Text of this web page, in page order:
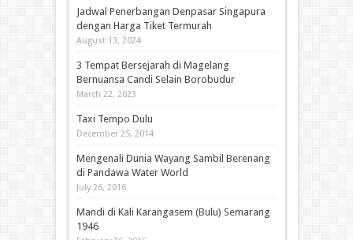
Jadwal Penerbangan Denpasar Singapura
dengan Harga Tiket Termurah
August 13, 2024
3 Tempat Bersejarah di Magelang
Bernuansa Candi Selain Borobudur
March 22, 2023
Taxi Tempo Dulu
December 25, 2014
Mengenali Dunia Wayang Sambil Berenang
di Pandawa Water World
July 26, 2016
Mandi di Kali Karangasem (Bulu) Semarang
1946